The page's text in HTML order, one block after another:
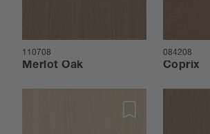
110708
Merlot Oak
084208
Coprix